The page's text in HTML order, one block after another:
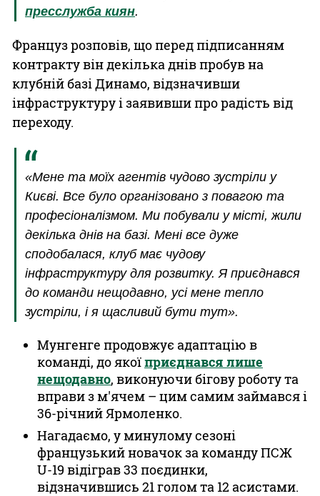
пресслужба киян.
Француз розповів, що перед підписанням
контракту він декілька днів пробув на
клубній базі Динамо, відзначивши
інфраструктуру і заявивши про радість від
переходу.
«Мене та моїх агентів чудово зустріли у
Києві. Все було організовано з повагою та
професіоналізмом. Ми побували у місті, жили
декілька днів на базі. Мені все дуже
сподобалася, клуб має чудову
інфраструктуру для розвитку. Я приєднався
до команди нещодавно, усі мене тепло
зустріли, і я щасливий бути тут».
Мунгенге продовжує адаптацію в
команді, до якоїприєднався лише
нещодавно, виконуючи бігову роботу та
вправи з м'ячем – цим самим займався і
36-річний Ярмоленко.
Нагадаємо, у минулому сезоні
французький новачок за команду ПСЖ
U-19 відіграв 33 поєдинки,
відзначившись 21 голом та 12 асистами.